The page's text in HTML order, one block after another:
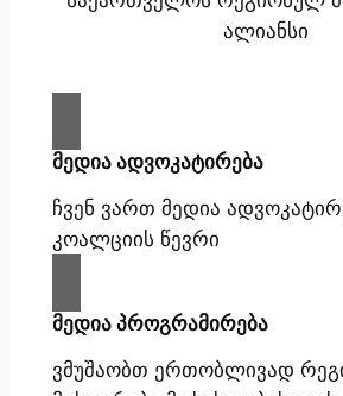
ალიანსი
მედია ადვოკატირება
ჩვენ ვართ მედია
კოალციის წევრი
მედია პროგრამირება
ვმუშაობთ ერთობლივად